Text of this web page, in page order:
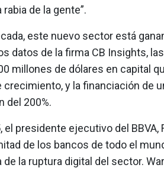
de la gente”.
este nuevo sector está
datos de la firma CB Insights,
millones de dólares en capital
y la financiación de
del 200%.
el presidente ejecutivo del BBVA,
de los bancos de todo el
la ruptura digital del sector.